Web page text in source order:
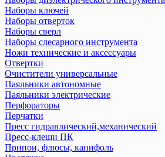
Наборы ключей
Наборы отверток
Наборы сверл
Наборы слесарного инструмента
Ножи технические и аксеcсуары
Отвертки
Очистители универсальные
Паяльники автономные
Паяльники электрические
Перфораторы
Перчатки
Пресс гидравлический,механический
Пресс-клещи ПК
Припои, флюсы, канифоль